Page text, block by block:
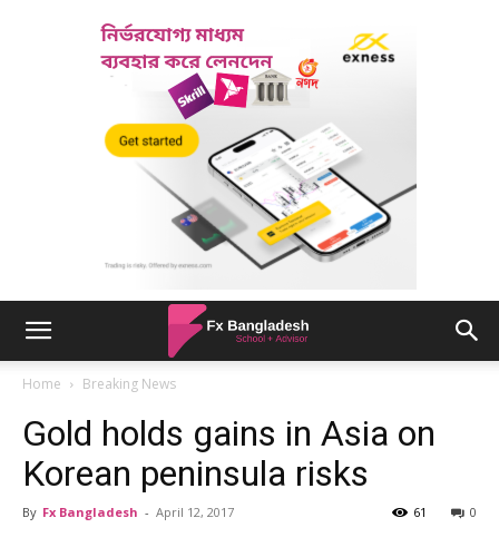
Home Breaking News
Gold holds gains in Asia on
Korean peninsula risks
By Fx Bangladesh - April 12, 2017 0
61